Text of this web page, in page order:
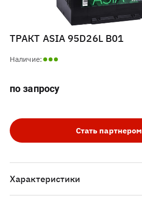
ТРАКТ ASIA 95D26L B01
Наличие:
по запросу
Стать партнером
Характеристики